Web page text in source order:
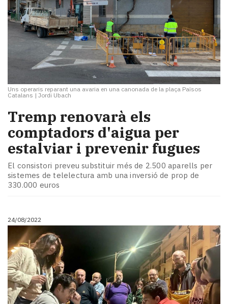
Uns operaris reparant una avaria en una canonada de la plaça Països
Catalans | Jordi Ubach
Tremp renovarà els
comptadors d'aigua per
estalviar i prevenir fugues
El consistori preveu substituir més de 2.500 aparells per
sistemes de telelectura amb una inversió de prop de
330.000 euros
24/08/2022